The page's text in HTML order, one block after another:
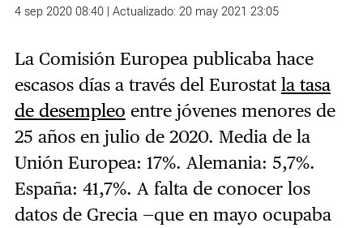
4 sep 2020 08:40 | Actualizado: 20 may 2021 23:05
La Comisión Europea publicaba hace
escasos días a través del Eurostatla tasa
de desempleo entre jóvenes menores de
25 años en julio de 2020. Media de la
Unión Europea: 17%. Alemania: 5,7%.
España: 41,7%. A falta de conocer los
datos de Grecia —que en mayo ocupaba